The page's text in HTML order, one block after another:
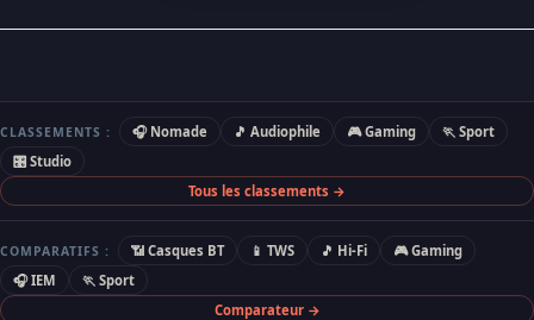
CLASSEMENTS : 🎧 Nomade 🎵 Audiophile 🎮 Gaming
🏃 Sport
🎛 Studio
Tous les classements →
COMPARATIFS : 📶 Casques BT 📱 TWS 🎵 Hi-Fi
🎮 Gaming
🎧 IEM
🏃 Sport
Comparateur →